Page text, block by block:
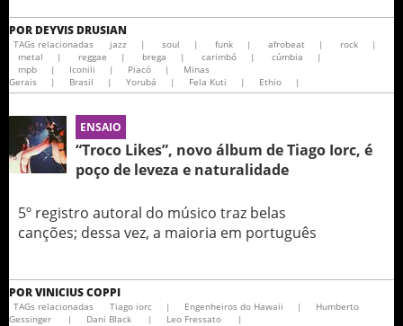
POR DEYVIS DRUSIAN
TAGs relacionadas jazz | soul | funk | afrobeat | rock
|
metal
| reggae | brega | carimbó | cúmbia
|
mpb
| Iconili | Piacó |
Minas
Gerais
| Brasil | Yorubá | Fela Kuti | Ethio |
ENSAIO
“Troco Likes”, novo álbum de Tiago Iorc, é
poço de leveza e naturalidade
5º registro autoral do músico traz belas
canções; dessa vez, a maioria em português
PORVINICIUS COPPI
TAGs relacionadas Tiago iorc | Engenheiros do Hawaii |
Humberto
Gessinger
| Dani Black | Leo Fressato |